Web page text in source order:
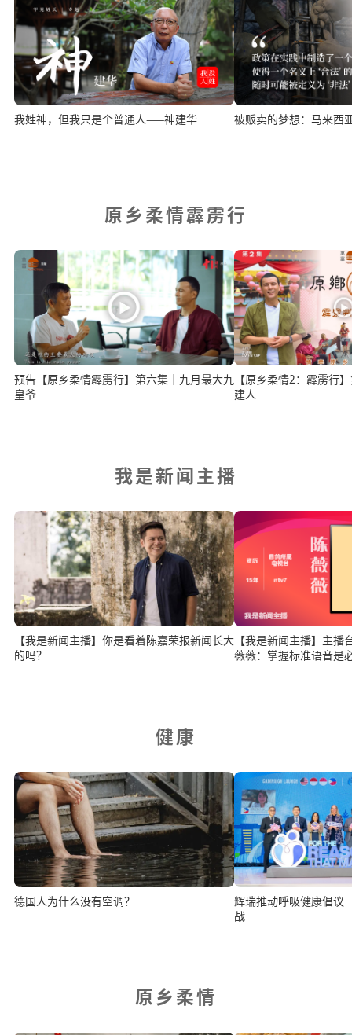
我姓神，但我只是个普通人——神建华 被贩卖的梦想：马来西
原乡柔情霹雳行
预告【原乡柔情霹雳行】第六集｜九月最大九
皇爷
【原乡柔情2：霹雳行
建人
我是新闻主播
【我是新闻主播】你是看着陈嘉荣报新闻长大
的吗？
【我是新闻主播】主播
薇薇：掌握标准语音是
健康
德国人为什么没有空调？
辉瑞推动呼吸健康倡
战
原乡柔情